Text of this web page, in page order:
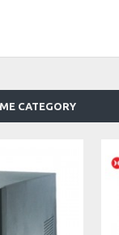
CATEGORY